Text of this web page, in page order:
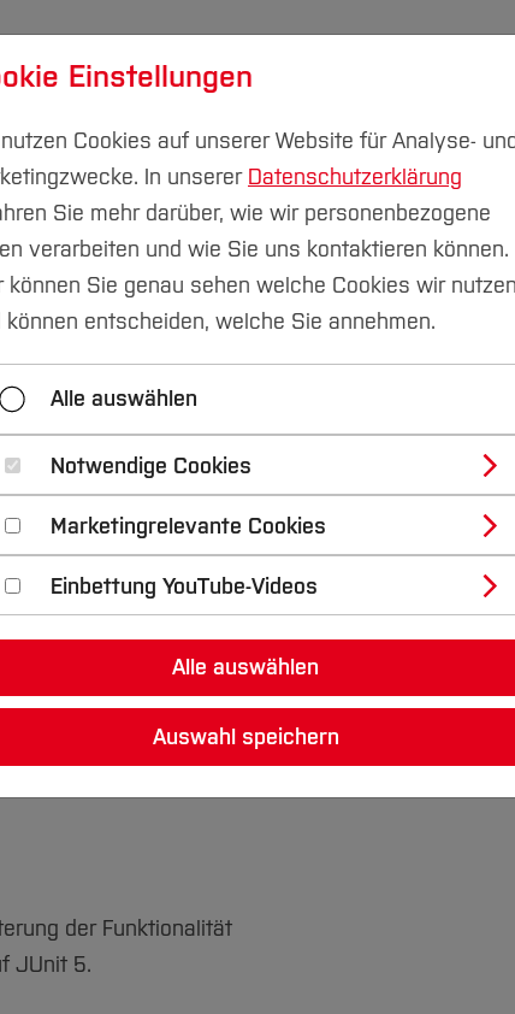
Forschung & Transfer
Herbig
Jathushan Ragavan Media Ammi
Chafei
Ganjimansesh Grcic
Georgiev Nurgün
Lohmann Böhmer
der Funktionalität
JUnit 5.
Einstellungen
Cookies auf unserer Website für Analyse- und
In unserer Datenschutzerklärung
Sie mehr darüber, wie wir personenbezogene
verarbeiten und wie Sie uns kontaktieren können.
können Sie genau sehen welche Cookies wir nutzen
können entscheiden, welche Sie annehmen.
Alle auswählen
Notwendige Cookies
Marketingrelevante Cookies
Einbettung YouTube-Videos
Alle auswählen
Auswahl speichern